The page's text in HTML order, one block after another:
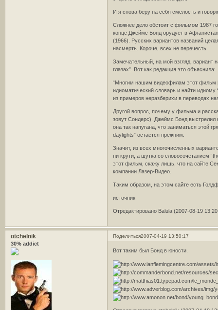
И я снова беру на себя смелость и
Сложнее дело обстоит с фильмом 1987
конце Джеймс Бонд орудует в
(1966). Русских вариантов названий
насмерть . Короче, всех не перечесть.
Замечательный, на мой взгляд, вариант
глазах”. Вот как редакция это объяснила:
“Многим нашим видеофилам этот фильм
идиоматический словарь и найти идиому
из примеров неразберихи в переводах
Другой вопрос, почему у фильма и
зовут Сондерс). Джеймс Бонд выстрелил
она так напугана, что заниматься этой
daylights” остается прежним.
Значит, из всех многочисленных
ни крути, а шутка со словосочетанием
этот фильм, скажу лишь, что на сайте
компании Лазер-Видео.
Таким образом, на этом сайте есть
источник
Отредактировано Balula (2007-08-19
Поделиться2007-04-19 13:50:17
otchelnik
30% addict
Вот таким был Бонд в юности.